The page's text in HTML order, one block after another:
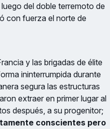
del doble terremoto de
con fuerza el norte de
y las brigadas de élite
ininterrumpida durante
segura las estructuras
extraer en primer lugar al
después, a su progenitor;
conscientes pero